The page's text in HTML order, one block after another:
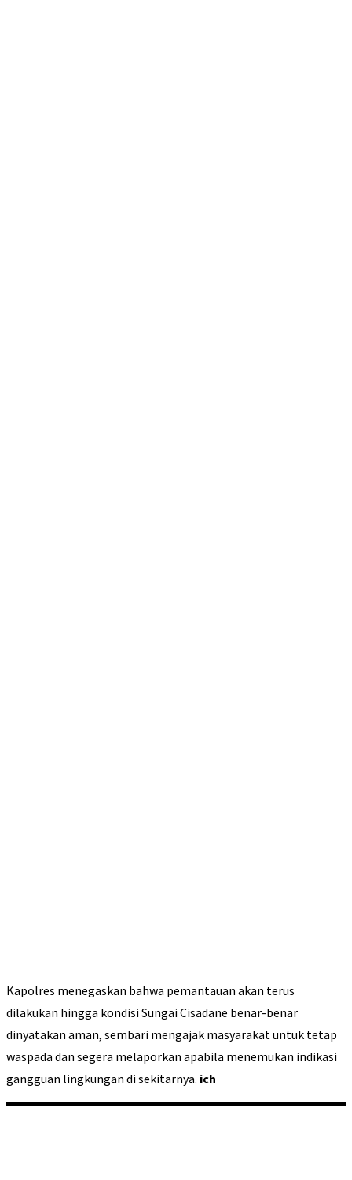
Kapolres menegaskan bahwa pemantauan akan terus
dilakukan hingga kondisi Sungai Cisadane benar-benar
dinyatakan aman, sembari mengajak masyarakat untuk tetap
waspada dan segera melaporkan apabila menemukan indikasi
gangguan lingkungan di sekitarnya. ich